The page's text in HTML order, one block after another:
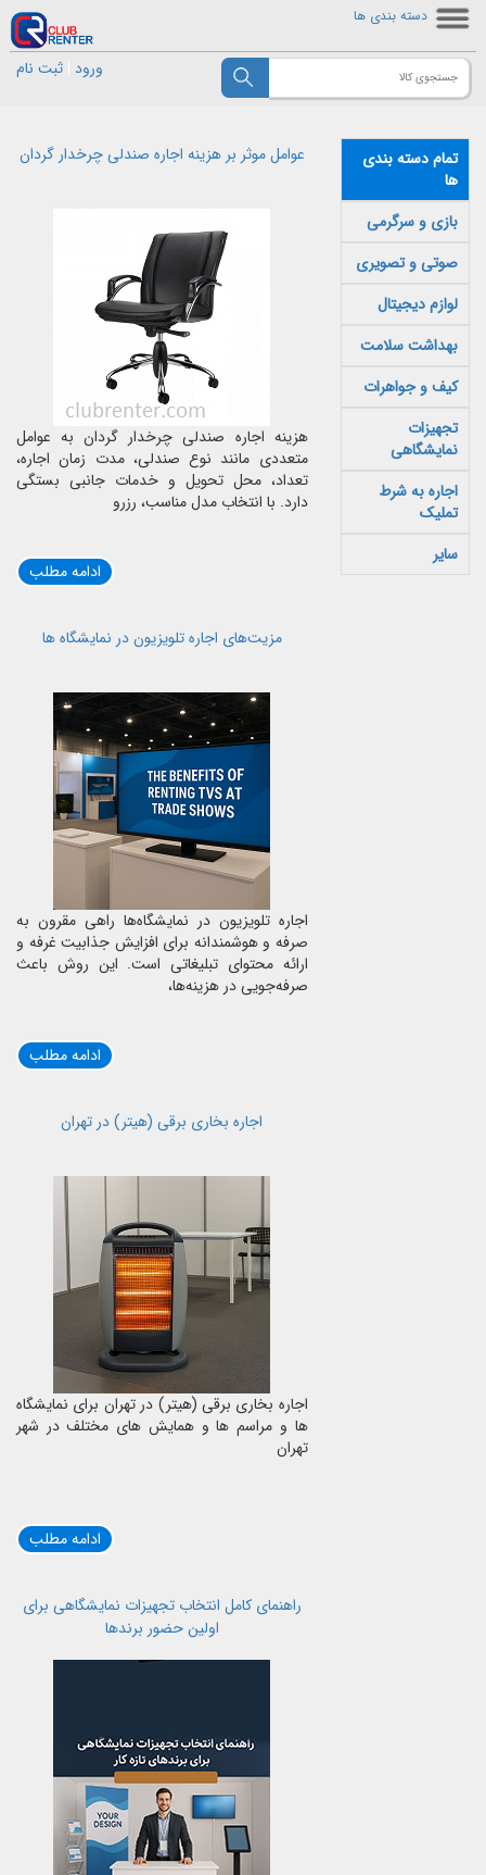
دسته بندی ها
ورود ثبت نام
تمام دسته بندی
ها
بازی و سرگرمی
صوتی و تصویری
لوازم دیجیتال
بهداشت سلامت
کیف و جواهرات
تجهیزات
نمایشگاهی
اجاره به شرط
تملیک
سایر
عوامل موثر بر هزینه اجاره صندلی چرخدار گردان
هزینه اجاره صندلی چرخدار گردان به عوامل
متعددی مانند نوع صندلی، مدت زمان اجاره،
تعداد، محل تحویل و خدمات جانبی بستگی
دارد. با انتخاب مدل مناسب، رزرو
ادامه مطلب
مزیت‌های اجاره تلویزیون در نمایشگاه‌ ها
اجاره تلویزیون در نمایشگاه‌ها راهی مقرون به
صرفه و هوشمندانه برای افزایش جذابیت غرفه و
ارائه محتوای تبلیغاتی است. این روش باعث
صرفه‌جویی در هزینه‌ها،
ادامه مطلب
اجاره بخاری برقی (هیتر) در تهران
اجاره بخاری برقی (هیتر) در تهران برای نمایشگاه
ها و مراسم ها و همایش های مختلف در شهر
تهران
ادامه مطلب
راهنمای کامل انتخاب تجهیزات نمایشگاهی برای
اولین حضور برندها